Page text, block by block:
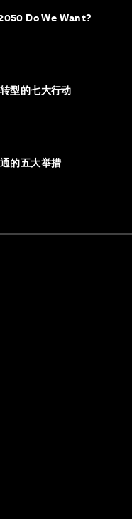
Do We Want?
型的七大行动
的五大举措